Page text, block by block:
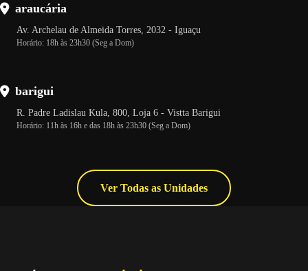
araucária
Av. Archelau de Almeida Torres, 2032 - Iguaçu
Horário: 18h às 23h30 (Seg a Dom)
barigui
R. Padre Ladislau Kula, 800, Loja 6 - Vistta Barigui
Horário: 11h às 16h e das 18h às 23h30 (Seg a Dom)
Ver Todas as Unidades